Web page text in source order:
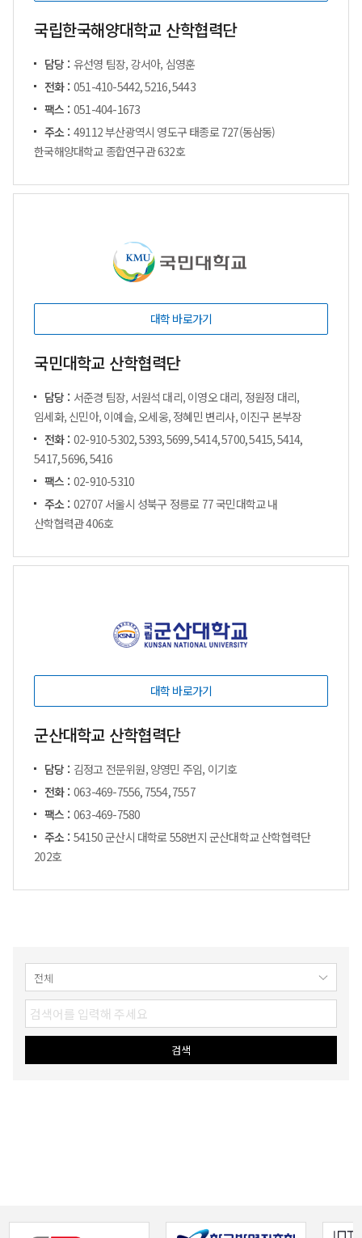
국립한국해양대학교 산학협력단
담당 : 유선영 팀장, 강서아, 심영훈
전화 : 051-410-5442, 5216, 5443
팩스 : 051-404-1673
주소 : 49112 부산광역시 영도구 태종로 727(동삼동)
한국해양대학교 종합연구관 632호
대학 바로가기
국민대학교 산학협력단
담당 : 서준경 팀장, 서원석 대리, 이영오 대리, 정원정 대리,
임세화, 신민아, 이예슬, 오세웅, 정혜민 변리사, 이진구 본부장
전화 : 02-910-5302, 5393, 5699, 5414, 5700, 5415, 5414,
5417, 5696, 5416
팩스 : 02-910-5310
주소 : 02707 서울시 성북구 정릉로 77 국민대학교 내
산학협력관 406호
대학 바로가기
군산대학교 산학협력단
담당 : 김정고 전문위원, 양영민 주임, 이기호
전화 : 063-469-7556, 7554, 7557
팩스 : 063-469-7580
주소 : 54150 군산시 대학로 558번지 군산대학교 산학협력단
202호